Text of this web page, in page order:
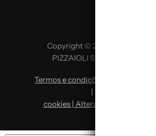
Copyright © 2026 SCUOLA
PIZZAIOLI SRL P. IVA
Termos e condições
|
cookies | Alterar preferências de